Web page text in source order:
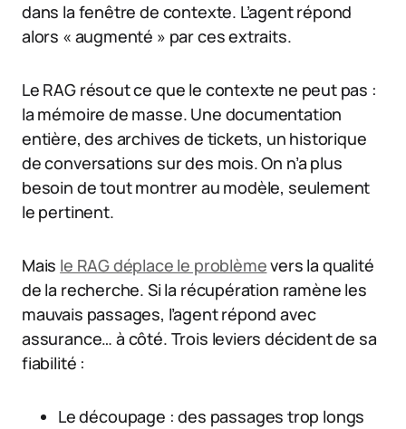
dans la fenêtre de contexte. L’agent répond
alors « augmenté » par ces extraits.
Le RAG résout ce que le contexte ne peut pas :
la mémoire de masse. Une documentation
entière, des archives de tickets, un historique
de conversations sur des mois. On n’a plus
besoin de tout montrer au modèle, seulement
le pertinent.
Mais le RAG déplace le problèmevers la qualité
de la recherche. Si la récupération ramène les
mauvais passages, l’agent répond avec
assurance… à côté. Trois leviers décident de sa
fiabilité :
Le découpage : des passages trop longs